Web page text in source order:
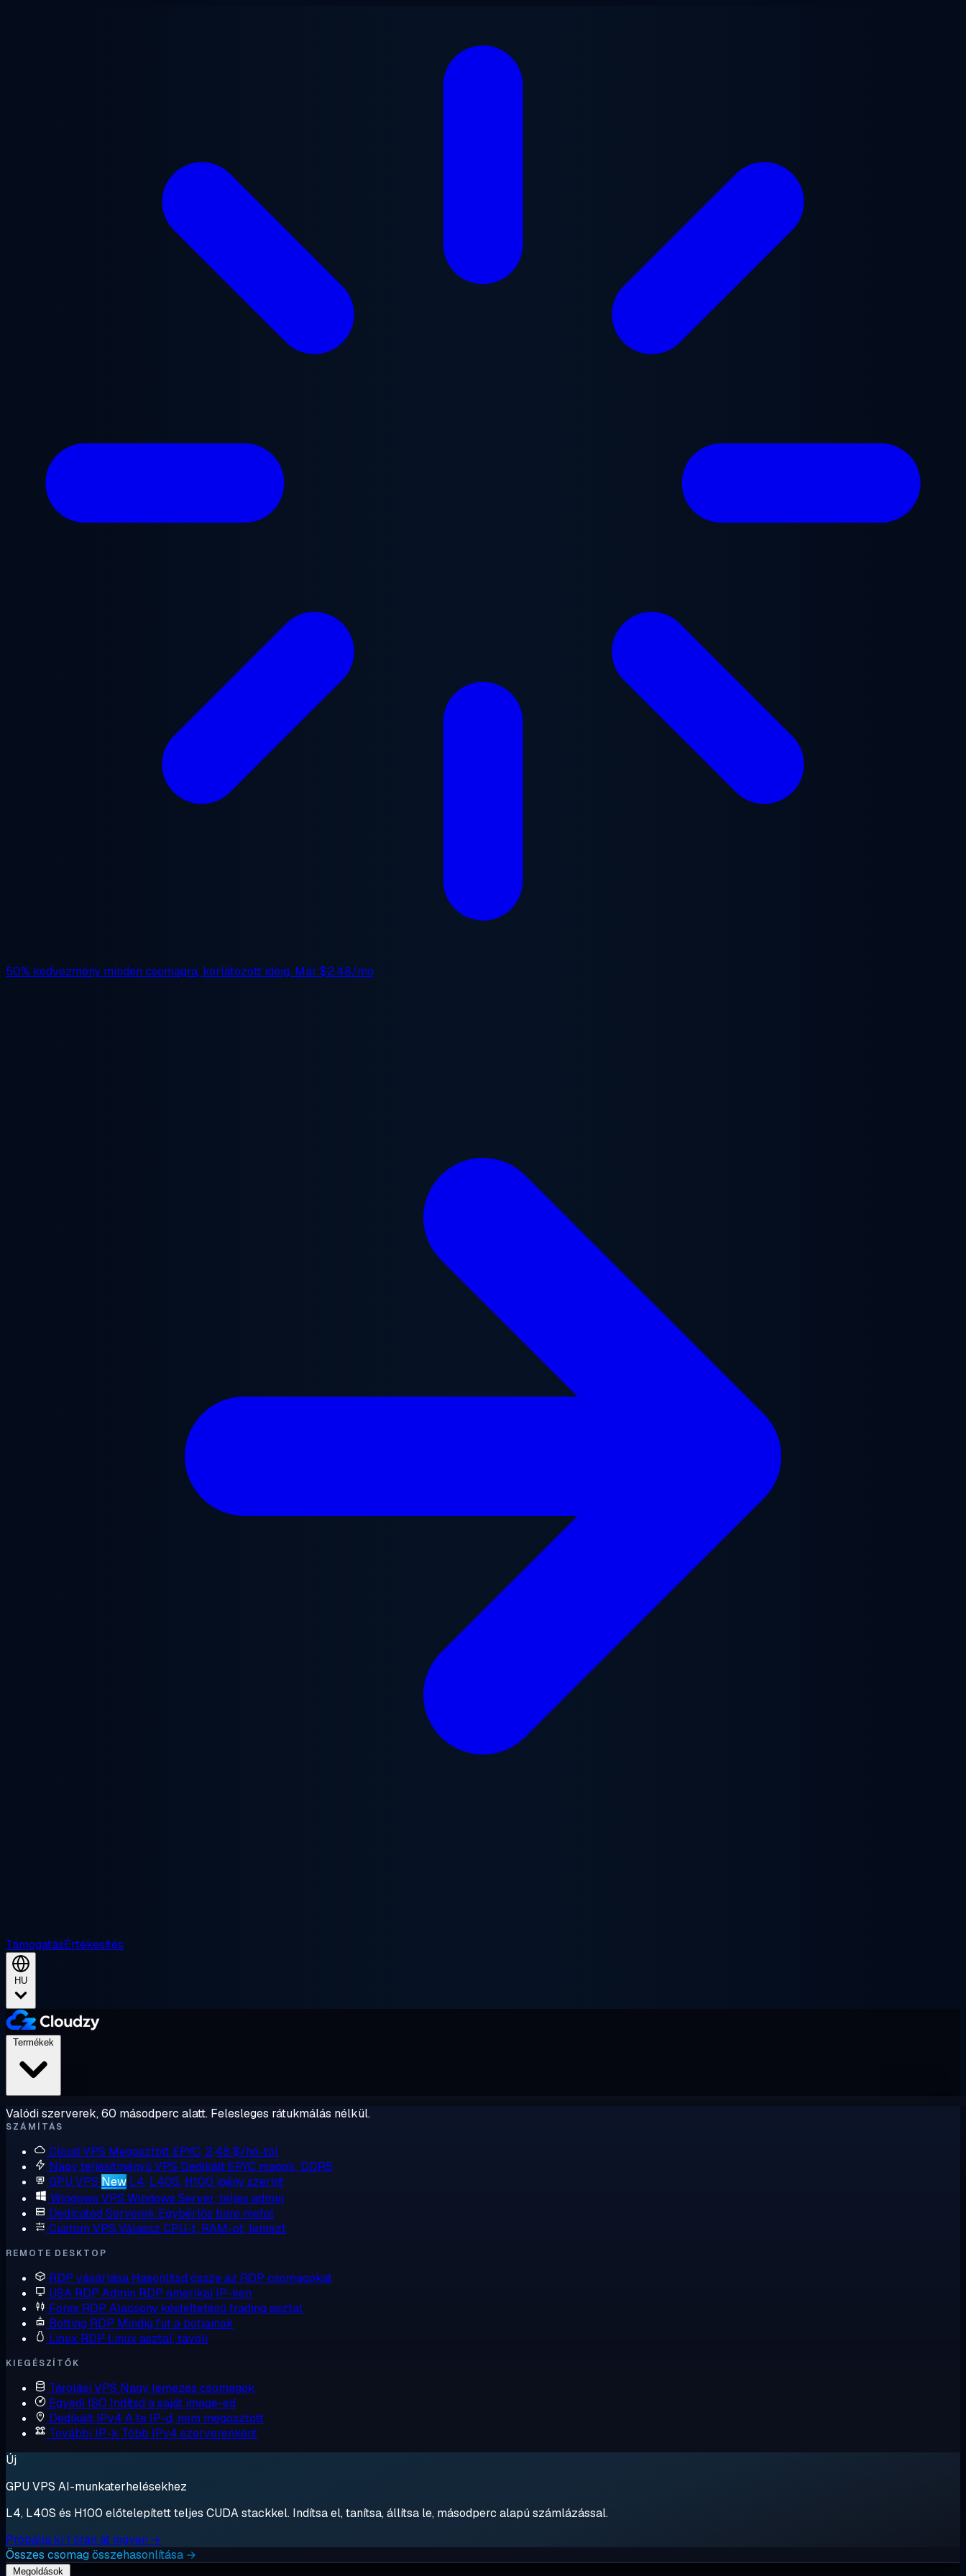
50% kedvezmény minden csomagra, korlátozott ideig. Már $2.48/mo
TámogatásÉrtékesítés
HU
Valódi szerverek, 60 másodperc alatt. Felesleges rátukmálás nélkül.
SZÁMÍTÁS
Cloud VPS Megosztott EPYC, 2,48 $/hó-tól
Nagy teljesítményű VPS Dedikált EPYC magok, DDR5
GPU VPS New L4, L40S, H100 igény szerint
Windows VPS Windows Server, teljes admin
Dedicated Serverek Egybérlős bare metal
Custom VPS Válassz CPU-t, RAM-ot, lemezt
REMOTE DESKTOP
RDP vásárlása Hasonlítsd össze az RDP csomagokat
USA RDP Admin RDP amerikai IP-ken
Forex RDP Alacsony késleltetésű trading asztal
Botting RDP Mindig fut a botjainak
Linux RDP Linux asztal, távoli
KIEGÉSZÍTŐK
Tárolási VPS Nagy lemezes csomagok
Egyedi ISO Indítsd a saját image-ed
Dedikált IPv4 A te IP-d, nem megosztott
További IP-k Több IPv4 szerverenként
Új
GPU VPS AI-munkaterhelésekhez
L4, L40S és H100 előtelepített teljes CUDA stackkel. Indítsa el, tanítsa, állítsa le, másodperc alapú számlázással.
Próbálja ki 1 órán át ingyen →
Összes csomag összehasonlítása →